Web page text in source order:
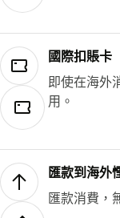
國際扣賬卡
即使在海外
用。
匯款到海外
匯款消費，